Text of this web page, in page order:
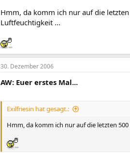
Hmm, da komm ich nur auf die
Luftfeuchtigkeit ...
30. Dezember 2006
AW: Euer erstes Mal...
Exilfriesin hat gesagt.:
Hmm, da komm ich nur auf die letzten 500